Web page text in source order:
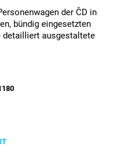
der ČD in
bündig eingesetzten
detailliert ausgestaltete